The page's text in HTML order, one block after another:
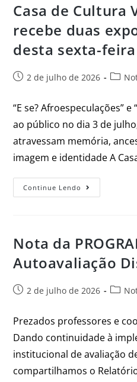
Casa de Cultura
recebe duas
desta sexta-feira
2 de julho de 2026
“E se? Afroespeculações”
ao público no dia 3 de
atravessam memória,
imagem e identidade A
Continue Lendo
Nota da
Autoavaliação
2 de julho de 2026
Prezados professores e
Dando continuidade à
institucional de avaliação
compartilhamos o